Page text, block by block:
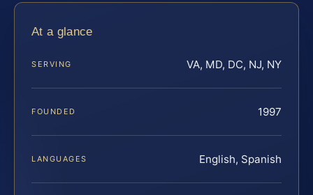
At a glance
SERVING VA, MD, DC, NJ, NY
FOUNDED 1997
LANGUAGES English, Spanish